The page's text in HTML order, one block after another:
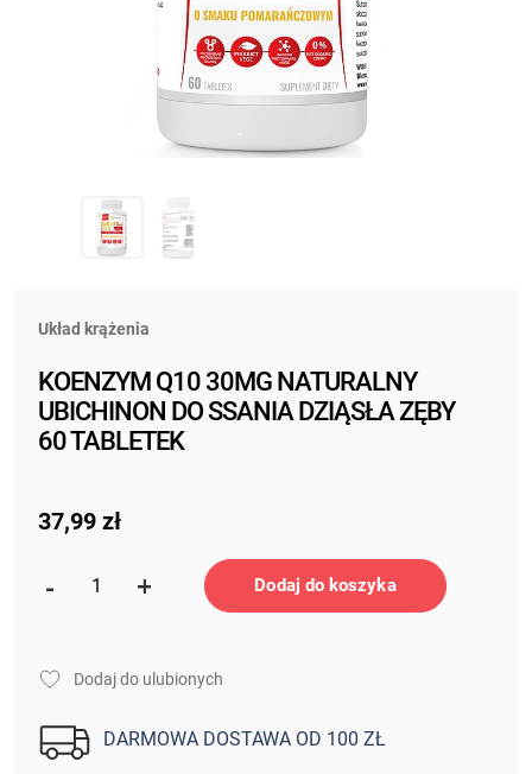
Układ krążenia
KOENZYM Q10 30MG NATURALNY
UBICHINON DO SSANIA DZIĄSŁA ZĘBY
60 TABLETEK
Dodaj do ulubionych
37,99 zł
-
ilość
NATURALNY
UBICHINON
DO
+ Dodaj do koszyka
DARMOWA DOSTAWA OD 100 ZŁ